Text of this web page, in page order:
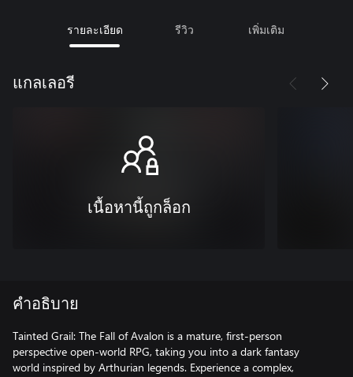
รายละเอียด รีวิว เพิ่มเติม
แกลเลอรี
เนื้อหานี้ถูกล็อก
คำอธิบาย
Tainted Grail: The Fall of Avalon is a mature, first-person
perspective open-world RPG, taking you into a dark fantasy
world inspired by Arthurian legends. Experience a complex,